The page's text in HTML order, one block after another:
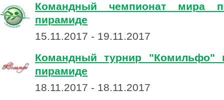
Командный чемпионат мира
пирамиде
15.11.2017 - 19.11.2017
Командный турнир "Комильфо"
пирамиде
18.11.2017 - 18.11.2017